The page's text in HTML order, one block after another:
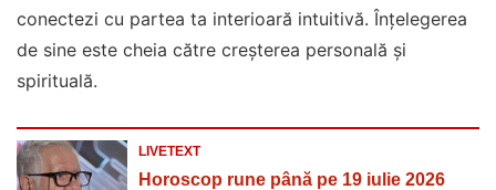
conectezi cu partea ta interioară intuitivă. Înțelegerea
de sine este cheia către creșterea personală și
spirituală.
LIVETEXT
Horoscop rune până pe 19 iulie 2026